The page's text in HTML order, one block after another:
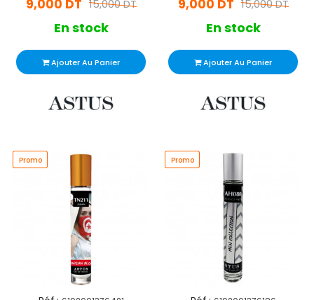
15,000 DT
9,000 DT
En stock
Ajouter Au Panier
15,000 DT
9,000 DT
En stock
Ajouter Au Panier
Promo
Promo Promo
Promo